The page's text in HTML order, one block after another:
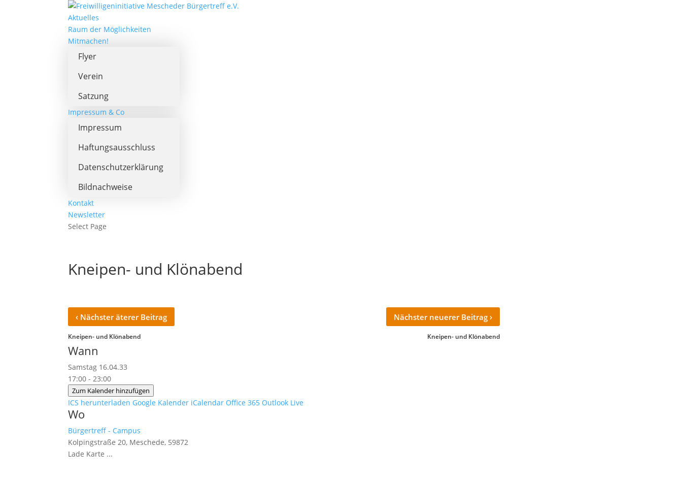
Aktuelles
Raum der Möglichkeiten
Mitmachen!
Flyer
Verein
Satzung
Impressum & Co
Impressum
Haftungsausschluss
Datenschutzerklärung
Bildnachweise
Kontakt
Newsletter
Select Page
Kneipen- und Klönabend
‹ Nächster äterer Beitrag
Kneipen- und Klönabend
Nächster neuerer Beitrag›
Kneipen- und Klönabend
Wann
Samstag 16.04.33
17:00 - 23:00
Zum Kalender hinzufügen
ICS herunterladen Google Kalender iCalendar Office 365 Outlook Live
Wo
Bürgertreff - Campus
Kolpingstraße 20, Meschede, 59872
Lade Karte ...